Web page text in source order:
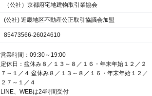
（公社）京都府宅地建物取引業協会
(公社) 近畿地区不動産公正取引協議会加盟
85473566-26024610
営業時間：09:30～19:00
定休日：盆休み８／１３～８／１６・年末年始１２／２
７～１／４ 盆休み８／１３～８／１６・年末年始１２／
２７～１／４
LINE、WEBは24時間受付